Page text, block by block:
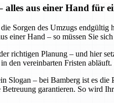
aus einer Hand für
Sorgen des Umzugs
einer Hand – so müssen Sie
richtigen Planung – und hier
den vereinbarten Fristen
Slogan – bei Bamberg ist es
garantieren. So wird